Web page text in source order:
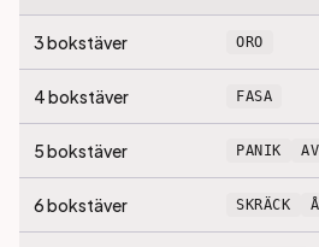
3bokstäver ORO
4bokstäver FASA
5bokstäver PANIK
6bokstäver SKRÄCK